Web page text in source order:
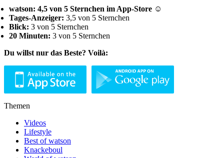
watson: 4,5 von 5 Sternchen im App-Store ☺
Tages-Anzeiger: 3,5 von 5 Sternchen
Blick: 3 von 5 Sternchen
20 Minuten: 3 von 5 Sternchen
Du willst nur das Beste? Voilà:
Themen
Videos
Lifestyle
Best of watson
Knackeboul